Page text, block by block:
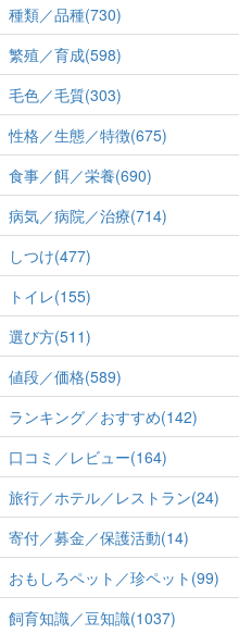
種類／品種(730)
繁殖／育成(598)
毛色／毛質(303)
性格／生態／特徴(675)
食事／餌／栄養(690)
病気／病院／治療(714)
しつけ(477)
トイレ(155)
選び方(511)
値段／価格(589)
ランキング／おすすめ(142)
口コミ／レビュー(164)
旅行／ホテル／レストラン(24)
寄付／募金／保護活動(14)
おもしろペット／珍ペット(99)
飼育知識／豆知識(1037)